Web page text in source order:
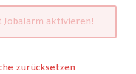
Jobalarm aktivieren!
zurücksetzen